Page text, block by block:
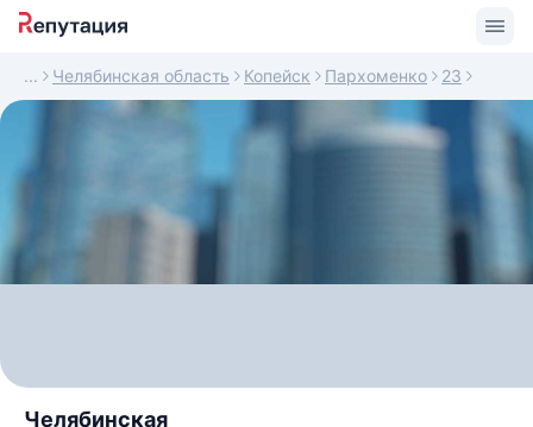
Челябинская область Копейск Пархоменко 23
Челябинская